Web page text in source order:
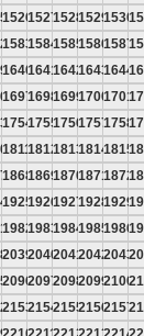
15261527152815291530
15831584158515861587
16401641164216431644
16971698169917001701
17541755175617571758
18111812181318141815
18681869187018711872
19251926192719281929
19821983198419851986
20392040204120422043
20962097209820992100
21532154215521562157